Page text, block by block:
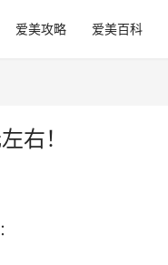
爱美攻略 爱美百科
右！